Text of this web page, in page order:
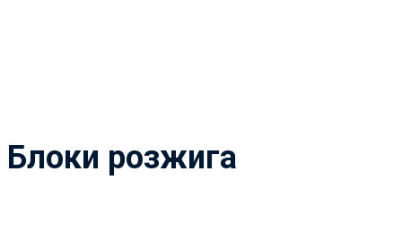
Блоки розжига